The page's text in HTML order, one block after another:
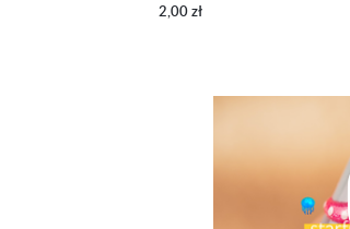
2,00 zł